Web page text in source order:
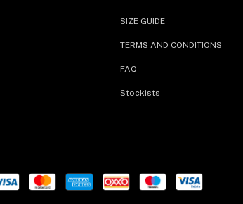
SIZE GUIDE
TERMS AND CONDITIONS
FAQ
Stockists